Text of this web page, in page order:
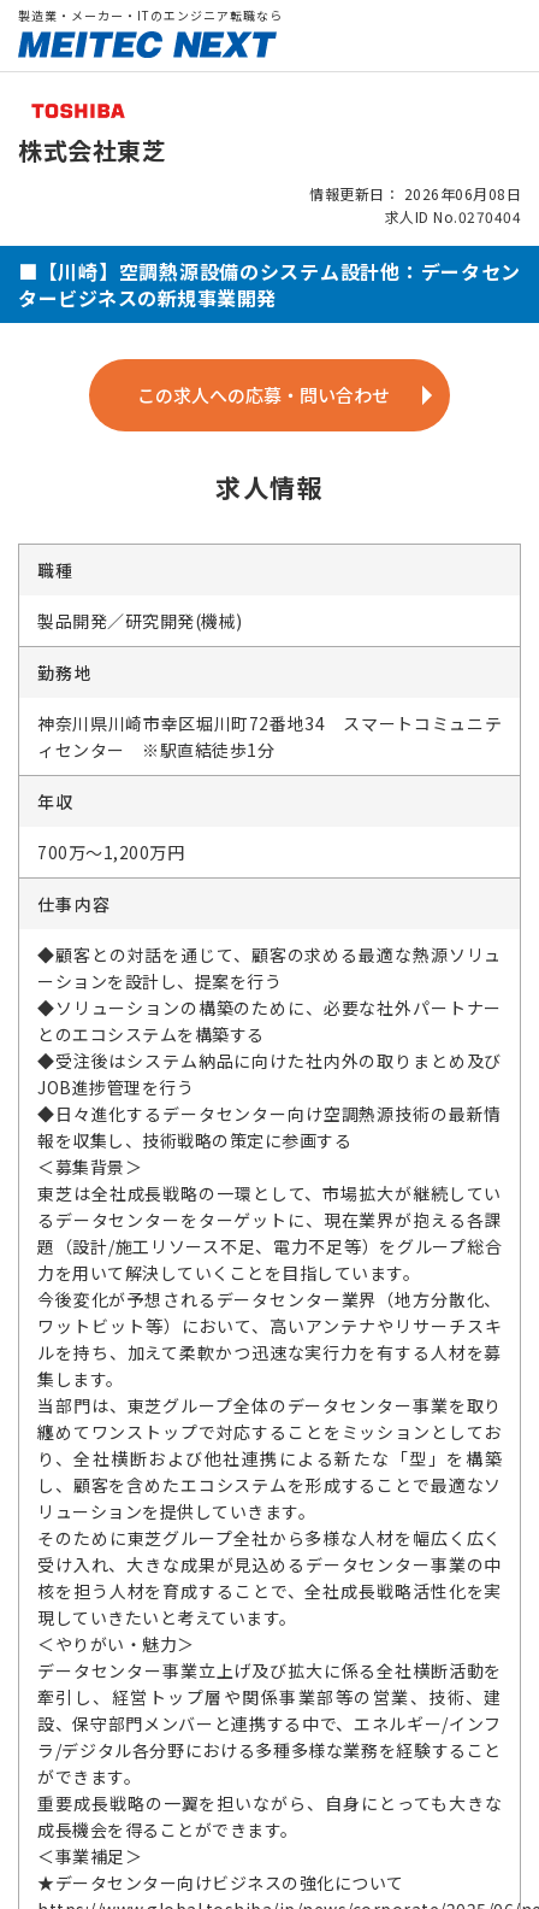
製造業・メーカー・ITのエンジニア転職なら
株式会社東芝
情報更新日： 2026年06月08日
求人ID No.0270404
■【川崎】空調熱源設備のシステム設計他：データセン
タービジネスの新規事業開発
この求人への応募・問い合わせ
求人情報
職種
製品開発／研究開発(機械)
勤務地
神奈川県川崎市幸区堀川町72番地34 スマートコミュニテ
ィセンター ※駅直結徒歩1分
年収
700万～1,200万円
仕事内容
◆顧客との対話を通じて、顧客の求める最適な熱源ソリュ
ーションを設計し、提案を行う
◆ソリューションの構築のために、必要な社外パートナー
とのエコシステムを構築する
◆受注後はシステム納品に向けた社内外の取りまとめ及び
JOB進捗管理を行う
◆日々進化するデータセンター向け空調熱源技術の最新情
報を収集し、技術戦略の策定に参画する
＜募集背景＞
東芝は全社成長戦略の一環として、市場拡大が継続してい
るデータセンターをターゲットに、現在業界が抱える各課
題（設計/施工リソース不足、電力不足等）をグループ総合
力を用いて解決していくことを目指しています。
今後変化が予想されるデータセンター業界（地方分散化、
ワットビット等）において、高いアンテナやリサーチスキ
ルを持ち、加えて柔軟かつ迅速な実行力を有する人材を募
集します。
当部門は、東芝グループ全体のデータセンター事業を取り
纏めてワンストップで対応することをミッションとしてお
り、全社横断および他社連携による新たな「型」を構築
し、顧客を含めたエコシステムを形成することで最適なソ
リューションを提供していきます。
そのために東芝グループ全社から多様な人材を幅広く広く
受け入れ、大きな成果が見込めるデータセンター事業の中
核を担う人材を育成することで、全社成長戦略活性化を実
現していきたいと考えています。
＜やりがい・魅力＞
データセンター事業立上げ及び拡大に係る全社横断活動を
牽引し、経営トップ層や関係事業部等の営業、技術、建
設、保守部門メンバーと連携する中で、エネルギー/インフ
ラ/デジタル各分野における多種多様な業務を経験すること
ができます。
重要成長戦略の一翼を担いながら、自身にとっても大きな
成長機会を得ることができます。
＜事業補足＞
★データセンター向けビジネスの強化について